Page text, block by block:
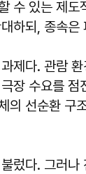
수 있는 제도
하되, 종속은
제다. 관람
장 수요를 점
의 선순환 구
렀다. 그러나